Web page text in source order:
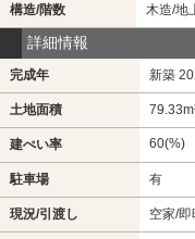
構造/階数 木造/地
詳細情報
完成年 新築
土地面積
建ぺい率 60(%)
駐車場 有
現況/引渡し 空家/即